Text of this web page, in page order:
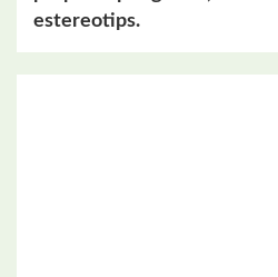
estereotips.